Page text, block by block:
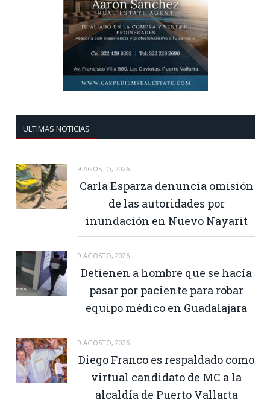
ULTIMAS NOTICIAS
9 AGOSTO, 2026
Carla Esparza denuncia omisión
de las autoridades por
inundación en Nuevo Nayarit
9 AGOSTO, 2026
Detienen a hombre que se hacía
pasar por paciente para robar
equipo médico en Guadalajara
9 AGOSTO, 2026
Diego Franco es respaldado como
virtual candidato de MC a la
alcaldía de Puerto Vallarta